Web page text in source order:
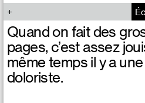
Quand on fait des
pages, c’est assez
même temps il y a
doloriste.